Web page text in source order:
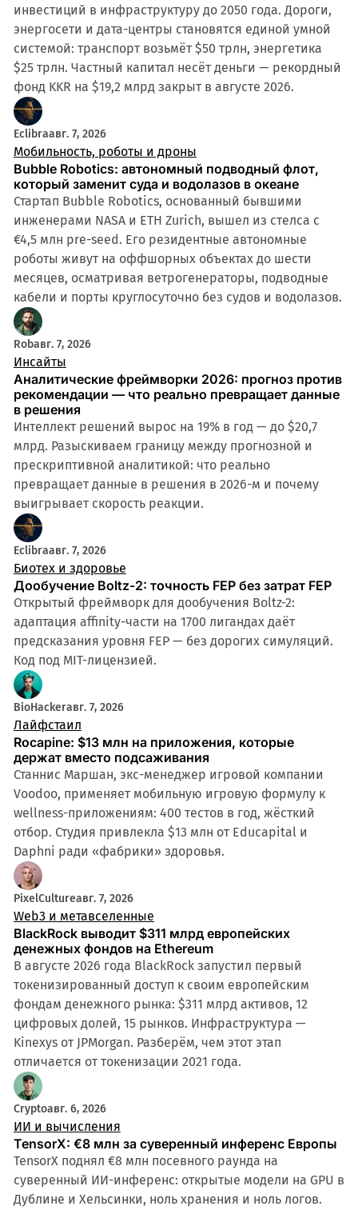
инвестиций в инфраструктуру до 2050 года. Дороги,
энергосети и дата-центры становятся единой умной
системой: транспорт возьмёт $50 трлн, энергетика
$25 трлн. Частный капитал несёт деньги — рекордный
фонд KKR на $19,2 млрд закрыт в августе 2026.
Eclibraавг. 7, 2026
Мобильность, роботы и дроны
Bubble Robotics: автономный подводный флот,
который заменит суда и водолазов в океане
Стартап Bubble Robotics, основанный бывшими
инженерами NASA и ETH Zurich, вышел из стелса с
€4,5 млн pre-seed. Его резидентные автономные
роботы живут на оффшорных объектах до шести
месяцев, осматривая ветрогенераторы, подводные
кабели и порты круглосуточно без судов и водолазов.
Robавг. 7, 2026
Инсайты
Аналитические фреймворки 2026: прогноз против
рекомендации — что реально превращает данные
в решения
Интеллект решений вырос на 19% в год — до $20,7
млрд. Разыскиваем границу между прогнозной и
прескриптивной аналитикой: что реально
превращает данные в решения в 2026-м и почему
выигрывает скорость реакции.
Eclibraавг. 7, 2026
Биотех и здоровье
Дообучение Boltz-2: точность FEP без затрат FEP
Открытый фреймворк для дообучения Boltz-2:
адаптация affinity-части на 1700 лигандах даёт
предсказания уровня FEP — без дорогих симуляций.
Код под MIT-лицензией.
BioHackerавг. 7, 2026
Лайфстаил
Rocapine: $13 млн на приложения, которые
держат вместо подсаживания
Станнис Маршан, экс-менеджер игровой компании
Voodoo, применяет мобильную игровую формулу к
wellness-приложениям: 400 тестов в год, жёсткий
отбор. Студия привлекла $13 млн от Educapital и
Daphni ради «фабрики» здоровья.
PixelCultureавг. 7, 2026
Web3 и метавселенные
BlackRock выводит $311 млрд европейских
денежных фондов на Ethereum
В августе 2026 года BlackRock запустил первый
токенизированный доступ к своим европейским
фондам денежного рынка: $311 млрд активов, 12
цифровых долей, 15 рынков. Инфраструктура —
Kinexys от JPMorgan. Разберём, чем этот этап
отличается от токенизации 2021 года.
Cryptoавг. 6, 2026
ИИ и вычисления
TensorX: €8 млн за суверенный инференс Европы
TensorX поднял €8 млн посевного раунда на
суверенный ИИ-инференс: открытые модели на GPU в
Дублине и Хельсинки, ноль хранения и ноль логов.